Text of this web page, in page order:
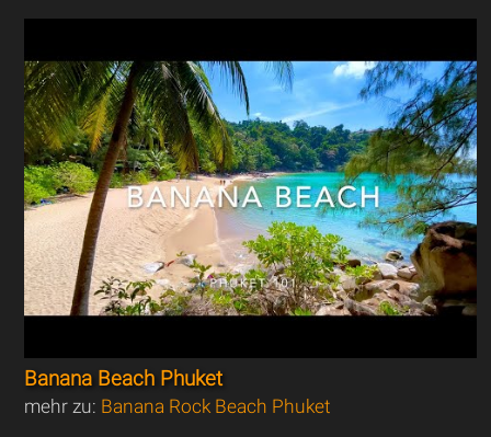
Banana Beach Phuket
mehr zu: Banana Rock Beach Phuket